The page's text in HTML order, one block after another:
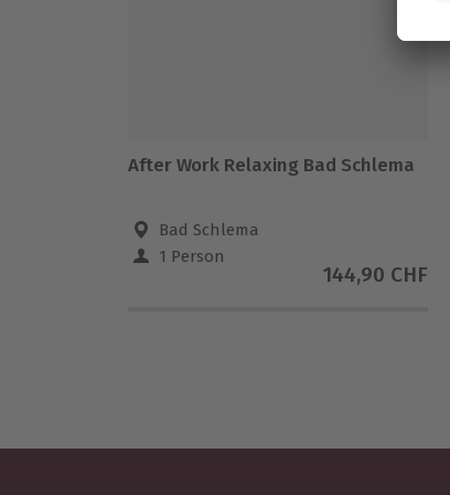
After Work Relaxing Bad Schlema
Bad Schlema
1 Person
144,90 CHF